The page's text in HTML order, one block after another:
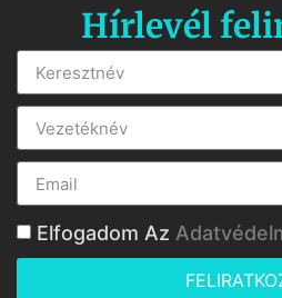
Hírlevél
Elfogadom Az